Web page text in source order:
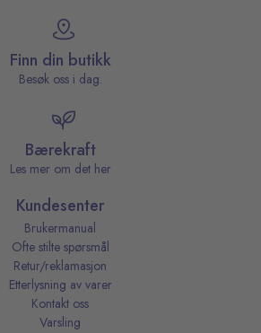
Finn din butikk
Besøk oss i dag.
Bærekraft
Les mer om det her
Kundesenter
Brukermanual
Ofte stilte spørsmål
Retur/reklamasjon
Etterlysning av varer
Kontakt oss
Varsling